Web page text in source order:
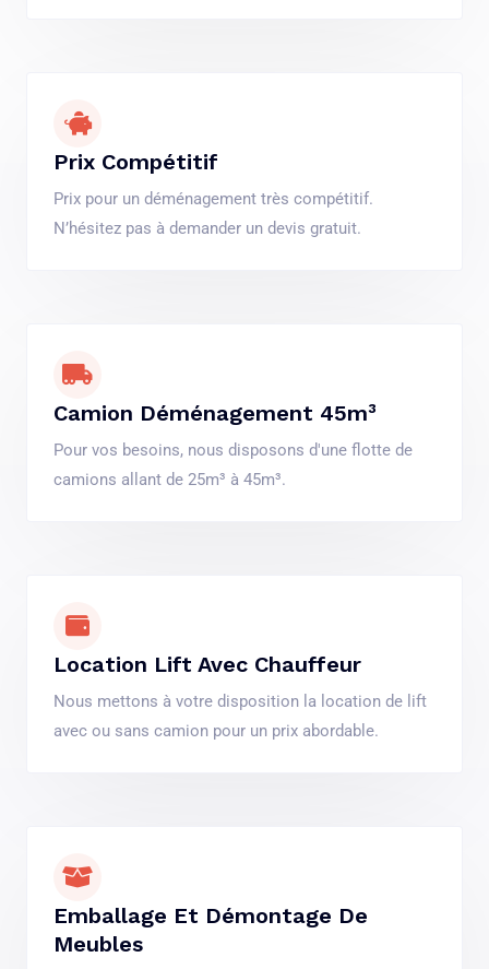
Prix Compétitif
Prix pour un déménagement très compétitif.
N’hésitez pas à demander un devis gratuit.
Camion Déménagement 45m³
Pour vos besoins, nous disposons d'une flotte de
camions allant de 25m³ à 45m³.
Location Lift Avec Chauffeur
Nous mettons à votre disposition la location de lift
avec ou sans camion pour un prix abordable.
Emballage Et Démontage De
Meubles